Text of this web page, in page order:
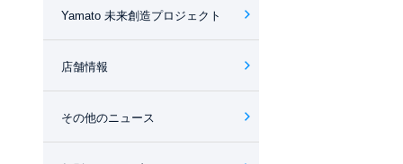
Yamato 未来創造プロジェクト
店舗情報
その他のニュース